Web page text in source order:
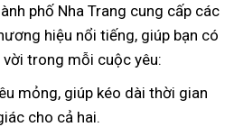
phố Nha Trang cung cấp các
hiệu nổi tiếng, giúp bạn có
trong mỗi cuộc yêu:
mỏng, giúp kéo dài thời gian
cho cả hai.